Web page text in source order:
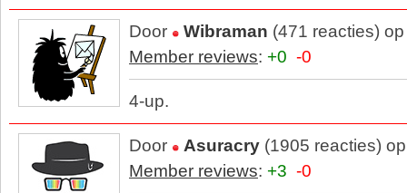
Door Wibraman (471 reacties)
Member reviews: +0 -0
4-up.
Door Asuracry (1905 reacties)
Member reviews: +3 -0